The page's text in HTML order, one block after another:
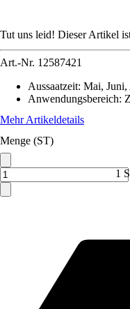
Tut uns leid! Dieser Artikel
Art.-Nr. 12587421
Aussaatzeit: Mai,
Anwendungsbereich:
Mehr Artikeldetails
Menge (ST)
1